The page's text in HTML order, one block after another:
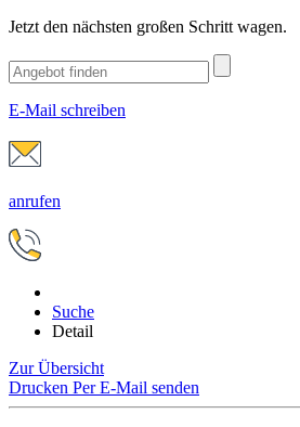
Jetzt den nächsten großen Schritt wagen.
E-Mail schreiben
anrufen
Suche
Detail
Zur Übersicht
Drucken Per E-Mail senden